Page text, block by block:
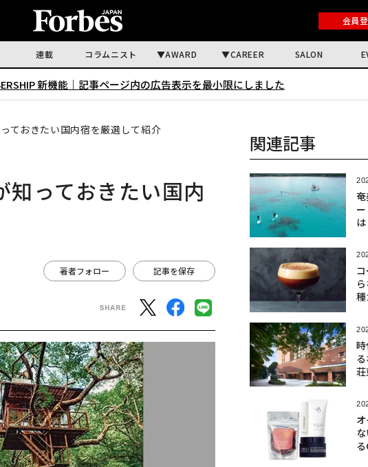
会員
連載 コラムニスト AWARD CAREER SALON
新機能｜ 記事ページ内の広告表示を最小限にしました
ておきたい国内宿を厳選して紹介
っておきたい国内
著者フォロー 記事を保存
関連記事
は
荘